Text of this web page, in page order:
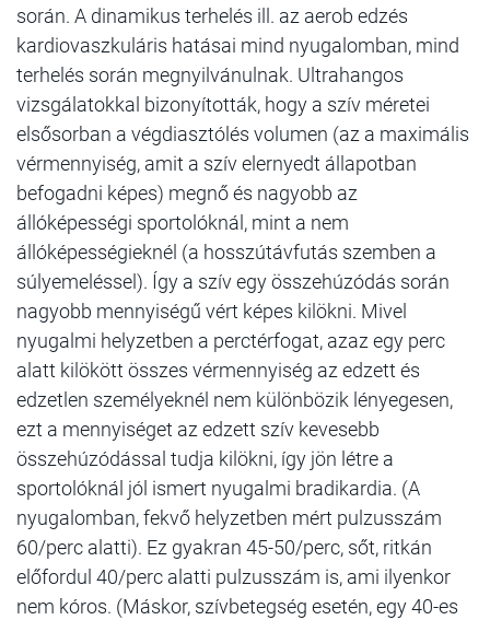
során. A dinamikus terhelés ill. az aerob edzés
kardiovaszkuláris hatásai mind nyugalomban, mind
terhelés során megnyilvánulnak. Ultrahangos
vizsgálatokkal bizonyították, hogy a szív méretei
elsősorban a végdiasztólés volumen (az a maximális
vérmennyiség, amit a szív elernyedt állapotban
befogadni képes) megnő és nagyobb az
állóképességi sportolóknál, mint a nem
állóképességieknél (a hosszútávfutás szemben a
súlyemeléssel). Így a szív egy összehúzódás során
nagyobb mennyiségű vért képes kilökni. Mivel
nyugalmi helyzetben a perctérfogat, azaz egy perc
alatt kilökött összes vérmennyiség az edzett és
edzetlen személyeknél nem különbözik lényegesen,
ezt a mennyiséget az edzett szív kevesebb
összehúzódással tudja kilökni, így jön létre a
sportolóknál jól ismert nyugalmi bradikardia. (A
nyugalomban, fekvő helyzetben mért pulzusszám
60/perc alatti). Ez gyakran 45-50/perc, sőt, ritkán
előfordul 40/perc alatti pulzusszám is, ami ilyenkor
nem kóros. (Máskor, szívbetegség esetén, egy 40-es